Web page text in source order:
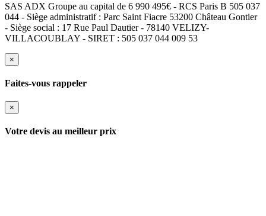
SAS ADX Groupe au capital de 6 990 495€ - RCS Paris B 505 037
044 - Siège administratif : Parc Saint Fiacre 53200 Château Gontier
- Siège social : 17 Rue Paul Dautier - 78140 VELIZY-
VILLACOUBLAY - SIRET : 505 037 044 009 53
×
Faites-vous rappeler
×
Votre devis au meilleur prix